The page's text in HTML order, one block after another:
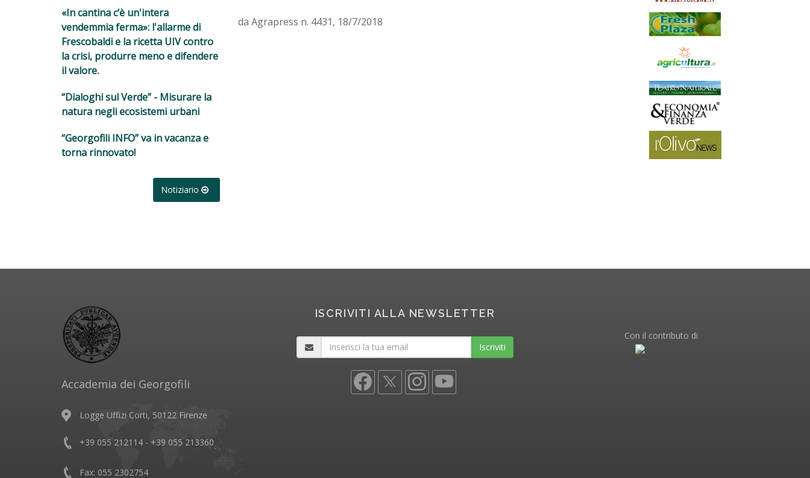
«In cantina c’è un'intera
vendemmia ferma»: l'allarme di
Frescobaldi e la ricetta UIV contro
la crisi, produrre meno e difendere
il valore.
“Dialoghi sul Verde” - Misurare la
natura negli ecosistemi urbani
“Georgofili INFO” va in vacanza e
torna rinnovato!
Notiziario
da Agrapress n. 4431, 18/7/2018
Accademia dei Georgofili
Logge Uffizi Corti, 50122 Firenze
+39 055 212114 - +39 055 213360
Fax: 055 2302754
ISCRIVITI ALLA NEWSLETTER
Iscriviti
Con il contributo di